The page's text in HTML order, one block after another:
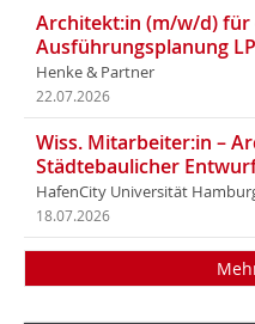
Architekt:in (m/w/d)
Ausführungsplanung
Henke & Partner
22.07.2026
Wiss. Mitarbeiter:in –
Städtebaulicher
HafenCity Universität
18.07.2026